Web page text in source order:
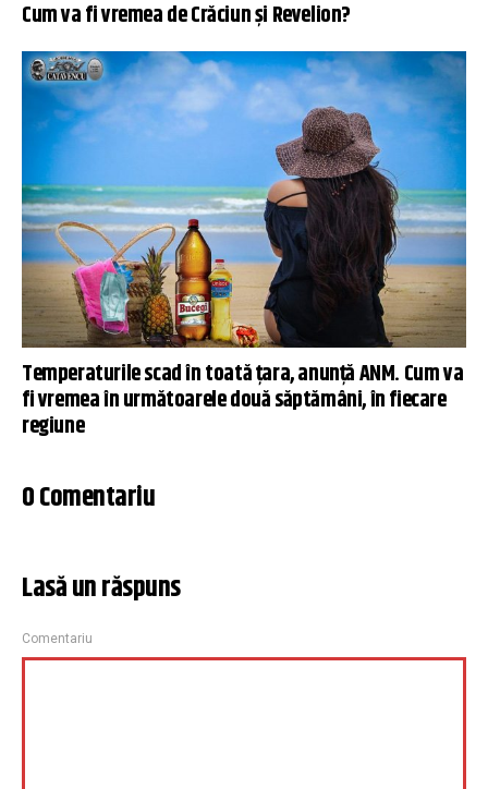
Cum va fi vremea de Crăciun și Revelion?
Temperaturile scad în toată țara, anunță ANM. Cum va
fi vremea în următoarele două săptămâni, în fiecare
regiune
0 Comentariu
Lasă un răspuns
Comentariu